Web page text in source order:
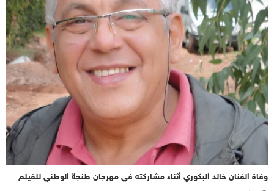
وفاة الفنان خالد البكوري أثناء مشاركته في مهرجان طنجة الوطني للفيلم